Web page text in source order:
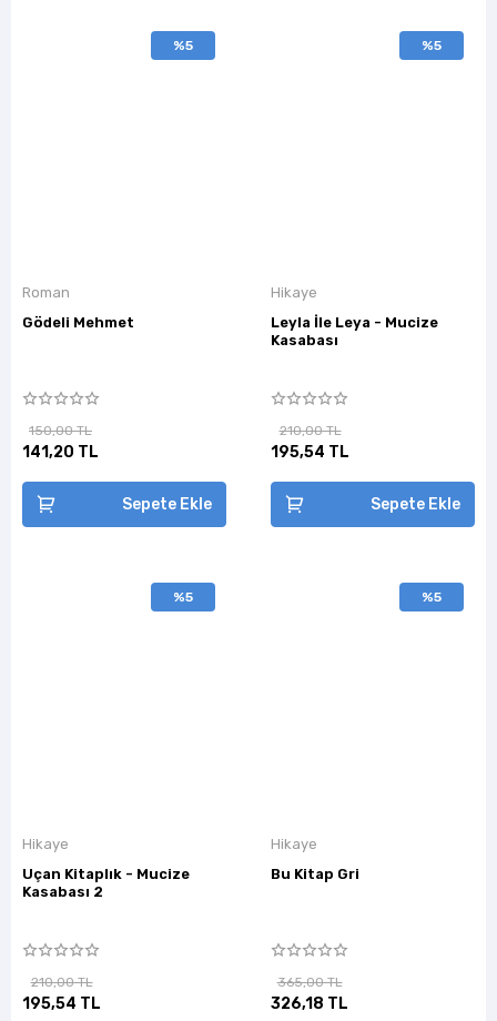
%5
Roman
Gödeli Mehmet
150,00 TL
141,20 TL
Sepete Ekle
%5
Hikaye
Leyla İle Leya - Mucize
Kasabası
210,00 TL
195,54 TL
Sepete Ekle
%5
Hikaye
Uçan Kitaplık - Mucize
Kasabası 2
210,00 TL
195,54 TL
%5
Hikaye
Bu Kitap Gri
365,00 TL
326,18 TL